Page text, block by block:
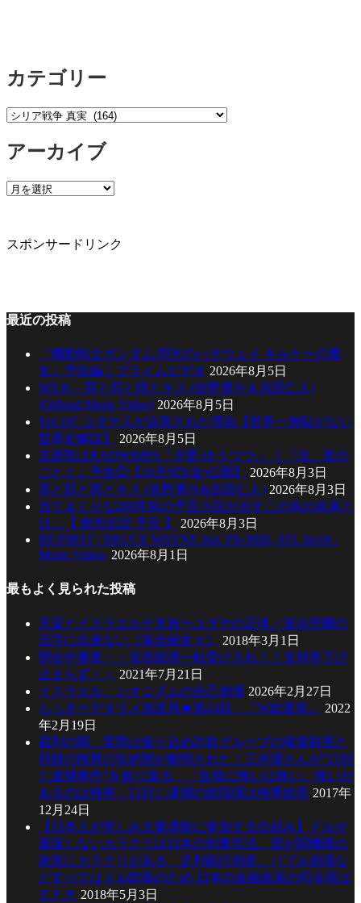
カテゴリー
カ
ゴ
ー
アーカイブ
ア
イ
スポンサードリンク
最近の投稿
『機動戦士ガンダム 閃光のハサウェイ キルケーの魔
女』予告編｜プライムビデオ 2026年8月5日
M!LK – 罪と罰と雨とキス (佐野勇斗＆吉田仁人)
(Official Music Video) 2026年8月5日
Vol.187 ユダヤ人が迫害された理由【世界一無駄がない
世界史解説】
2026年8月5日
主題歌はRADWIMPS「夕星-ゆうづつ-」｜『汝、星の
ごとく』予告②【10月9日(金)公開】
2026年8月3日
罪と罰と雨とキス (佐野勇斗&吉田仁人) 2026年8月3日
当てまくりな200年前の予言小説が示すこの先の未来と
は…【 都市伝説 予言 】
2026年8月3日
BE:FIRST / BRUCE WAYNE feat. Flo Milli, ATL Jacob -
Music Video- 2026年8月1日
最もよく見られた投稿
天皇とイスラエル十支族〜ユダヤの正体／落合莞爾の
活字に出来ない《落合秘史４》
2018年3月1日
閉会中審査・・安倍総理一転受け入れ！！支持率下げ
止まらず・・
2021年7月21日
イスラエル、シオニズムの自己崩壊 2026年2月27日
らっきーデタラメ放送局★第24回 『W総選挙』
2022
年2月19日
裁判の闇 実態は振り込め詐欺グループの報復殺害と
同様の検察の壮絶闇が解明された！三井環さんが”口封
じ逮捕事件”を振り返る 「告発に悔いは無い。悔いが
あるのは検察」口封じ逮捕の総指揮は検事総長 2017年
12月24日
【日本人が苦しみ大量虐殺に参加する仕組み】ドルが
暴落しないカラクリは日本の刑事司法、霞が関機構の
政策にカラクリがある 足利銀行倒産、バブル崩壊な
どすべてはドル防衛のため 日本の金融政策の司令塔は
ＣＦＲ 2018年5月3日